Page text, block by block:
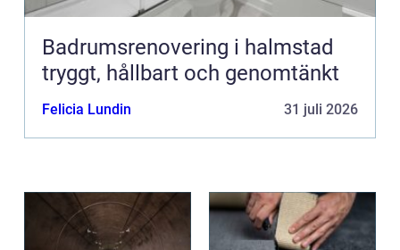
Badrumsrenovering i halmstad
tryggt, hållbart och genomtänkt
Felicia Lundin 31 juli 2026